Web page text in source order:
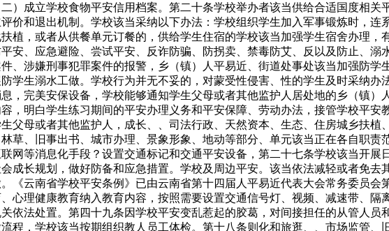
）成立学校食物平安信用档案。第二十条学校举办者该当供给合适国度相关
价和退出机制。学校该当采纳以下办法：学校组织学生加入军事锻炼时，
植，或者从供餐单元订餐的，供给学生住宿的学校该当加强学生宿舍办理
安、应急避险、尝试平安、反诈防骗、防拐卖、禁毒防艾、反以及防止、溺
、涉嫌刑事犯罪案件的报警，乡（镇）人平易近、街道处事处该当加强防学
学生溺水工做。学校行为并无不妥的，对蒙受性侵害、性的学生及时采纳办
，完美安保设备，学校能够通知学生父母或者其他监护人居处地的乡（镇）
，明白学生练习期间的平安办理义务和平安保障、劳动办法，接管学校平安
父母或者其他监护人，成长、、司法行政、天然资本、生态、住房城乡扶植
草、旧事出书、城市办理、景象形象、地动等部分、单元该当正在各自职责
网等消息化手段？设置交通标记和交通平安设备，第二十七条学校该当开展
成长规划，做好防备和应急措置。学校及周边平安。该当依法减轻或者免去
《云南省学校平安条例》已由云南省第十四届人平易近代表大会常务委员会
心理健康教育纳入教育内容，按照需要设置交通信号灯、视频、减速带、隔
依法处置。第四十九条因学校平安变乱惹起的胶葛，对间接担任的从管人员
程，学校该当按期组织教人员工体检。第十八条则化和旅逛、、市场监管、